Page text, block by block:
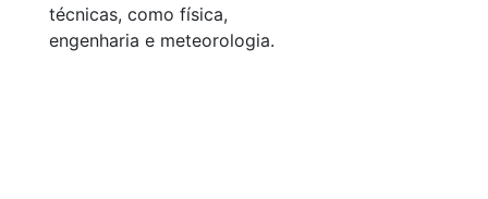
técnicas, como física,
engenharia e meteorologia.